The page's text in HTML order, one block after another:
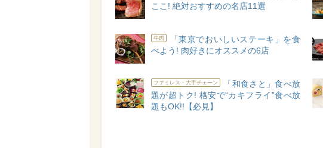
ここ! 絶対おすすめの名店11選
牛肉
「東京でおいしいステーキ」を食
べよう! 肉好きにオススメの6店
ファミレス・大手チェーン
「和食さと」食べ放
題が超トク! 格安で“カキフライ”食べ放
題もOK!!【必見】